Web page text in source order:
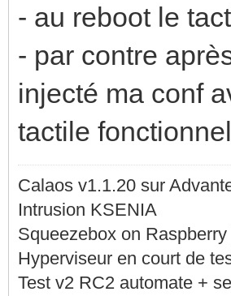
- au reboot le
- par contre
injecté ma conf
tactile
Calaos v1.1.20 sur
Intrusion KSENIA
Squeezebox on
Hyperviseur en court de
Test v2 RC2 automate +